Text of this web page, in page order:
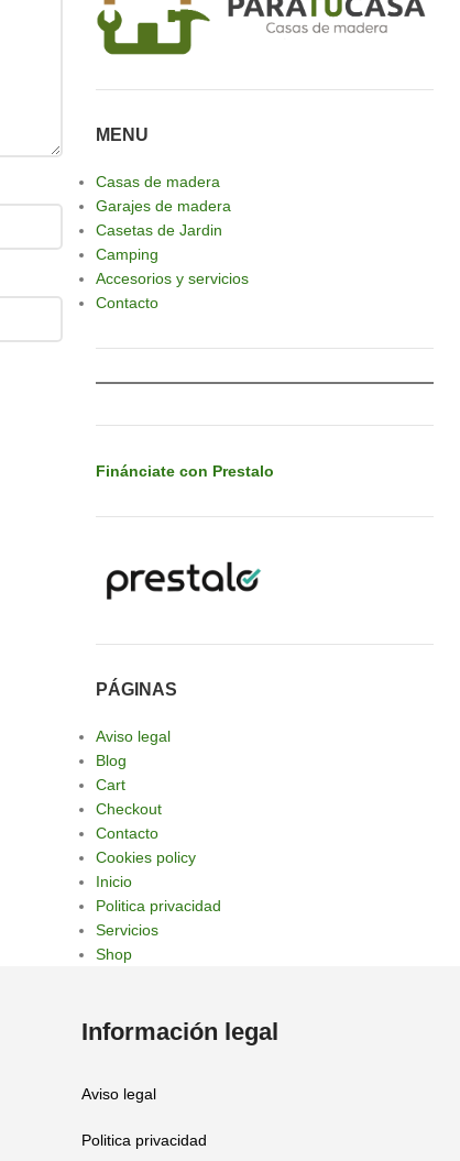
MENU
Casas de madera
Garajes de madera
Casetas de Jardin
Camping
Accesorios y servicios
Contacto
Finánciate con Prestalo
PÁGINAS
Aviso legal
Blog
Cart
Checkout
Contacto
Cookies policy
Inicio
Politica privacidad
Servicios
Shop
Información legal
Aviso legal
Politica privacidad